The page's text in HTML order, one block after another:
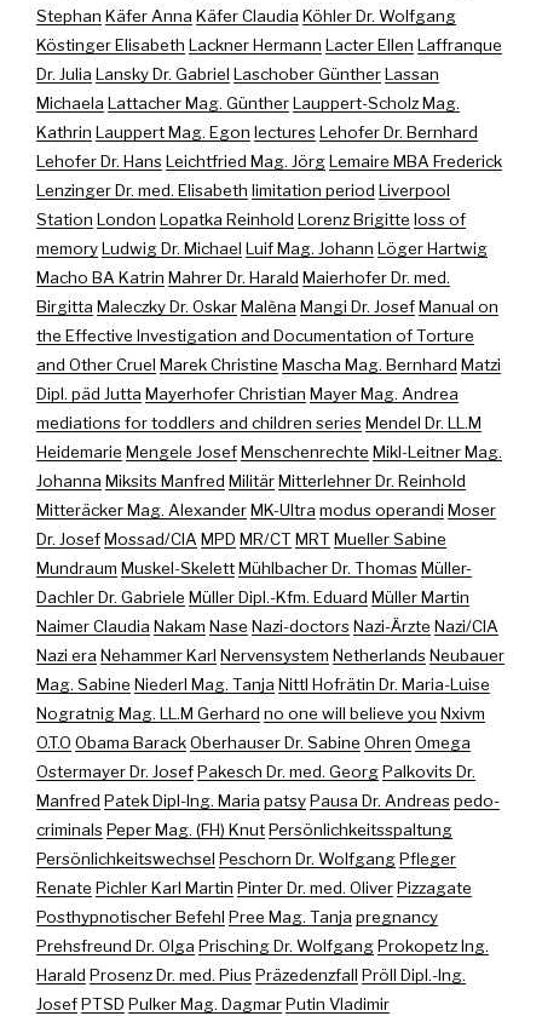
Stephan Käfer Anna Käfer Claudia Köhler Dr. Wolfgang
Köstinger Elisabeth Lackner Hermann Lacter Ellen Laffranque
Dr. Julia Lansky Dr. Gabriel Laschober GüntherLassan
Michaela Lattacher Mag. GüntherLauppert-Scholz Mag.
Kathrin Lauppert Mag. Egon lecturesLehofer Dr. Bernhard
Lehofer Dr. HansLeichtfried Mag. JörgLemaire MBA Frederick
Lenzinger Dr. med. Elisabeth limitation period Liverpool
Station London Lopatka Reinhold Lorenz Brigitte loss of
memoryLudwig Dr. Michael Luif Mag. Johann Löger Hartwig
Macho BA Katrin Mahrer Dr. Harald Maierhofer Dr. med.
Birgitta Maleczky Dr. OskarMalèna Mangi Dr. JosefManual on
the Effective Investigation and Documentation of Torture
and Other Cruel Marek Christine Mascha Mag. Bernhard Matzi
Dipl. päd Jutta Mayerhofer Christian Mayer Mag. Andrea
mediations for toddlers and children seriesMendel Dr. LL.M
Heidemarie Mengele JosefMenschenrechte Mikl-Leitner Mag.
Johanna Miksits Manfred MilitärMitterlehner Dr. Reinhold
Mitteräcker Mag. AlexanderMK-Ultra modus operandi Moser
Dr. JosefMossad/CIA MPD MR/CT MRT Mueller Sabine
Mundraum Muskel-SkelettMühlbacher Dr. ThomasMüller-
Dachler Dr. Gabriele Müller Dipl.-Kfm. Eduard Müller Martin
Naimer Claudia Nakam Nase Nazi-doctorsNazi-Ärzte Nazi/CIA
Nazi era Nehammer Karl Nervensystem NetherlandsNeubauer
Mag. Sabine Niederl Mag. Tanja Nittl Hofrätin Dr. Maria-Luise
Nogratnig Mag. LL.M Gerhard no one will believe you Nxivm
O.T.O Obama BarackOberhauser Dr. Sabine Ohren Omega
Ostermayer Dr. JosefPakesch Dr. med. GeorgPalkovits Dr.
Manfred Patek Dipl-Ing. Maria patsyPausa Dr. Andreaspedo-
criminalsPeper Mag. (FH) KnutPersönlichkeitsspaltung
Persönlichkeitswechsel Peschorn Dr. WolfgangPfleger
Renate Pichler Karl Martin Pinter Dr. med. OliverPizzagate
Posthypnotischer Befehl Pree Mag. Tanja pregnancy
Prehsfreund Dr. Olga Prisching Dr. WolfgangProkopetz Ing.
Harald Prosenz Dr. med. PiusPräzedenzfall Pröll Dipl.-Ing.
JosefPTSD Pulker Mag. DagmarPutin Vladimir